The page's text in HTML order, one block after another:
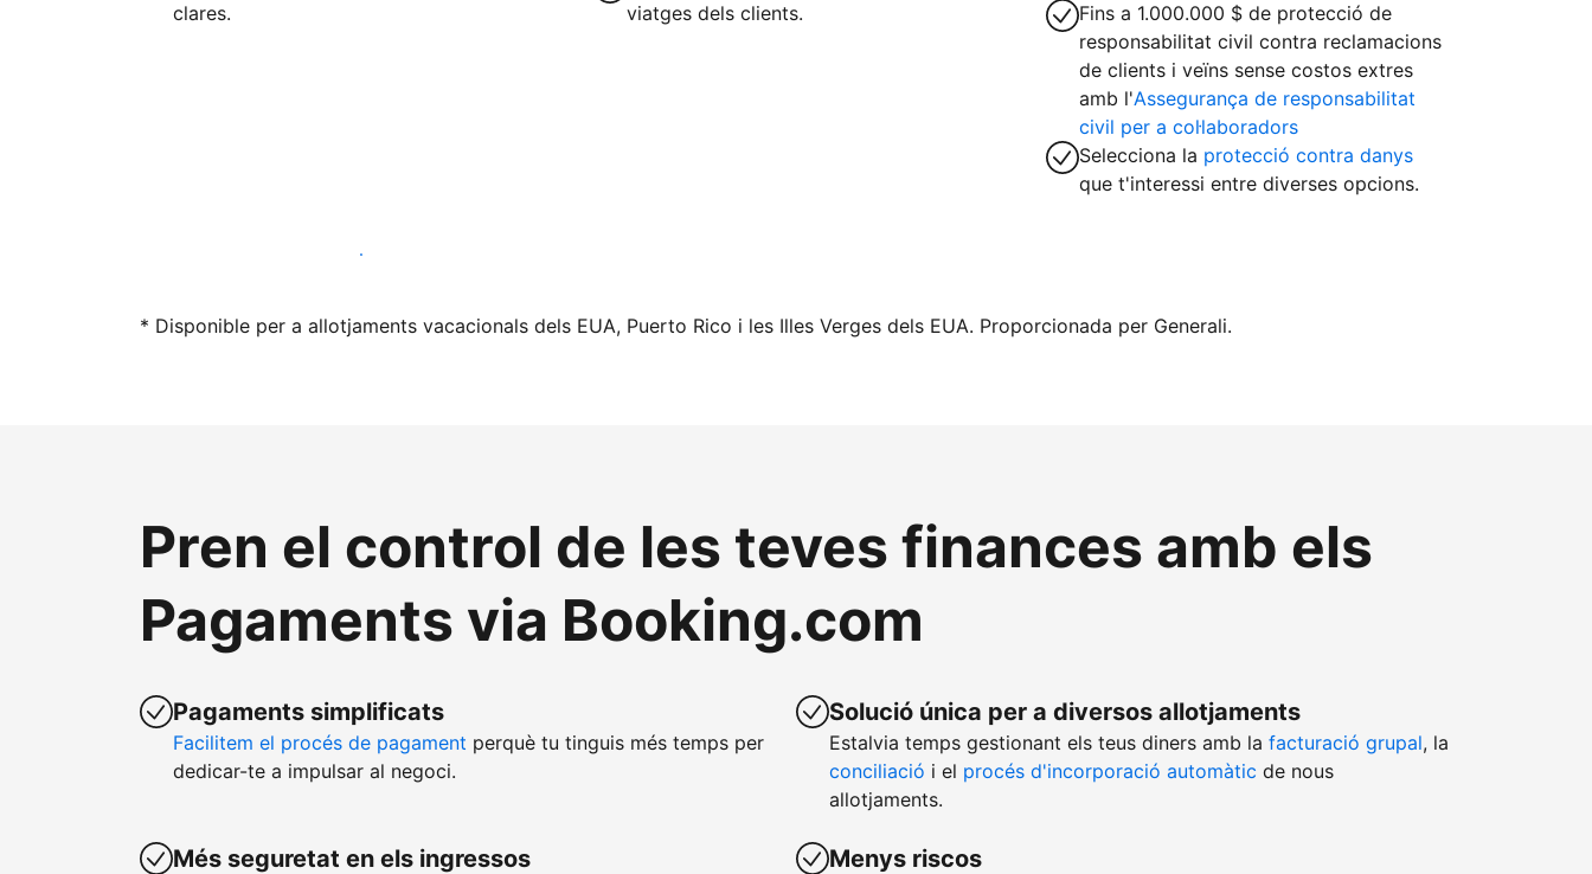
clares.
viatges dels clients.
Fins a 1.000.000 $ de protecció de
responsabilitat civil contra reclamacions
de clients i veïns sense costos extres
amb l'Assegurança de responsabilitat
civil per a col·laboradors
Selecciona la protecció contra danys
que t'interessi entre diverses opcions.
Lloga l'allotjament amb nosaltres avui mateix
* Disponible per a allotjaments vacacionals dels EUA, Puerto Rico i les Illes Verges dels EUA. Proporcionada per Generali.
Pren el control de les teves finances amb els
Pagaments via Booking.com
Pagaments simplificats
Facilitem el procés de pagament perquè tu tinguis més temps per
dedicar-te a impulsar al negoci.
Més seguretat en els ingressos
Solució única per a diversos allotjaments
Estalvia temps gestionant els teus diners amb la facturació grupal, la
conciliació i el procés d'incorporació automàtic de nous
allotjaments.
Menys riscos